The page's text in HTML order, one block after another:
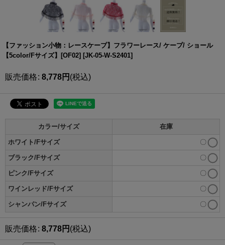
【ファッション小物：レースケープ】フラワーレース/ ケープ/ ショール
【5color/Fサイズ】[OF02] [JK-05-W-S2401]
販売価格: 8,778円 (税込)
カラー/サイズ 在庫
ホワイト/Fサイズ 〇
ブラック/Fサイズ 〇
ピンク/Fサイズ 〇
ワインレッド/Fサイズ 〇
シャンパン/Fサイズ 〇
販売価格: 8,778円 (税込)